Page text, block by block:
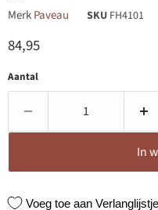
MerkPaveau SKU FH4101
Huidige prijs
84,95
Aantal
In
Voeg toe aan Verlanglijstje